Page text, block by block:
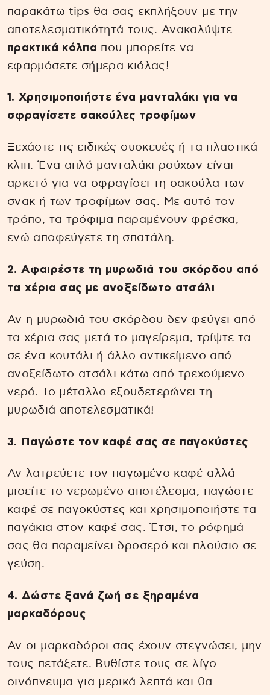
παρακάτω tips θα σας εκπλήξουν με την
αποτελεσματικότητά τους. Ανακαλύψτε
πρακτικά κόλπα που μπορείτε να
εφαρμόσετε σήμερα κιόλας!
1. Χρησιμοποιήστε ένα μανταλάκι για να
σφραγίσετε σακούλες τροφίμων
Ξεχάστε τις ειδικές συσκευές ή τα πλαστικά
κλιπ. Ένα απλό μανταλάκι ρούχων είναι
αρκετό για να σφραγίσει τη σακούλα των
σνακ ή των τροφίμων σας. Με αυτό τον
τρόπο, τα τρόφιμα παραμένουν φρέσκα,
ενώ αποφεύγετε τη σπατάλη.
2. Αφαιρέστε τη μυρωδιά του σκόρδου από
τα χέρια σας με ανοξείδωτο ατσάλι
Αν η μυρωδιά του σκόρδου δεν φεύγει από
τα χέρια σας μετά το μαγείρεμα, τρίψτε τα
σε ένα κουτάλι ή άλλο αντικείμενο από
ανοξείδωτο ατσάλι κάτω από τρεχούμενο
νερό. Το μέταλλο εξουδετερώνει τη
μυρωδιά αποτελεσματικά!
3. Παγώστε τον καφέ σας σε παγοκύστες
Αν λατρεύετε τον παγωμένο καφέ αλλά
μισείτε το νερωμένο αποτέλεσμα, παγώστε
καφέ σε παγοκύστες και χρησιμοποιήστε τα
παγάκια στον καφέ σας. Έτσι, το ρόφημά
σας θα παραμείνει δροσερό και πλούσιο σε
γεύση.
4. Δώστε ξανά ζωή σε ξηραμένα
μαρκαδόρους
Αν οι μαρκαδόροι σας έχουν στεγνώσει, μην
τους πετάξετε. Βυθίστε τους σε λίγο
οινόπνευμα για μερικά λεπτά και θα